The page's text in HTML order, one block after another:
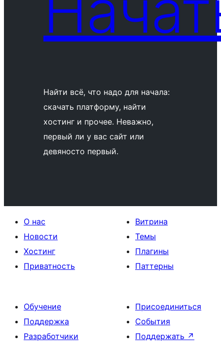
Найти всё, что надо для начала:
скачать платформу, найти
хостинг и прочее. Неважно,
первый ли у вас сайт или
девяносто первый.
О нас
Новости
Хостинг
Приватность
Витрина
Темы
Плагины
Паттерны
Обучение
Поддержка
Разработчики
Присоединиться
События
Поддержать ↗